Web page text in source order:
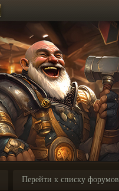
Перейти к списку форумов